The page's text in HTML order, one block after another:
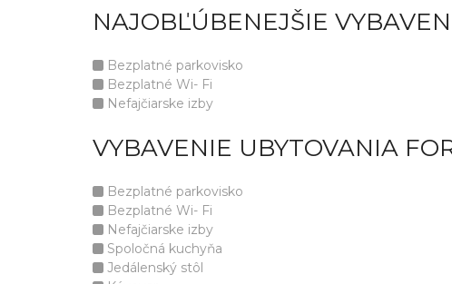
NAJOBĽÚBENEJŠIE
Bezplatné parkovisko
Bezplatné Wi- Fi
Nefajčiarske izby
VYBAVENIE UBYTOVANIA
Bezplatné parkovisko
Bezplatné Wi- Fi
Nefajčiarske izby
Spoločná kuchyňa
Jedálenský stôl